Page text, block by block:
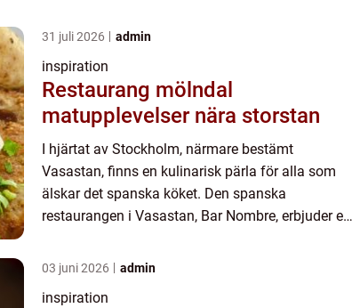
31 juli 2026 admin
inspiration
Restaurang mölndal
matupplevelser nära storstan
I hjärtat av Stockholm, närmare bestämt
Vasastan, finns en kulinarisk pärla för alla som
älskar det spanska köket. Den spanska
restaurangen i Vasastan, Bar Nombre, erbjuder en
03 juni 2026 admin
inspiration